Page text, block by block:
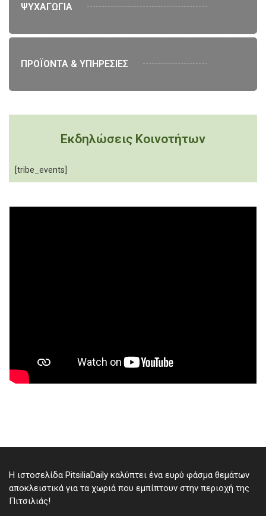
ΨΥΧΑΓΩΓΙΑ
ΠΡΟΪΟΝΤΑ & ΥΠΗΡΕΣΙΕΣ
Εκδηλώσεις Κοινοτήτων
[tribe_events]
Η ιστοσελίδα PitsiliaDaily καλύπτει ένα ευρύ φάσμα θεμάτων
αποκλειστικά για τα χωριά που εμπίπτουν στην περιοχή της
Πιτσιλιάς!